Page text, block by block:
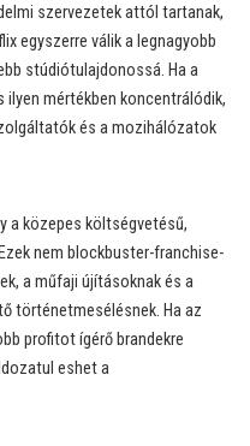
szervezetek attól tartanak,
egyszerre válik a legnagyobb
stúdiótulajdonossá. Ha a
mértékben koncentrálódik,
és a mozihálózatok
a közepes költségvetésű,
nem blockbuster-franchise-
a műfaji újításoknak és a
történetmesélésnek. Ha az
profitot ígérő brandekre
eshet a